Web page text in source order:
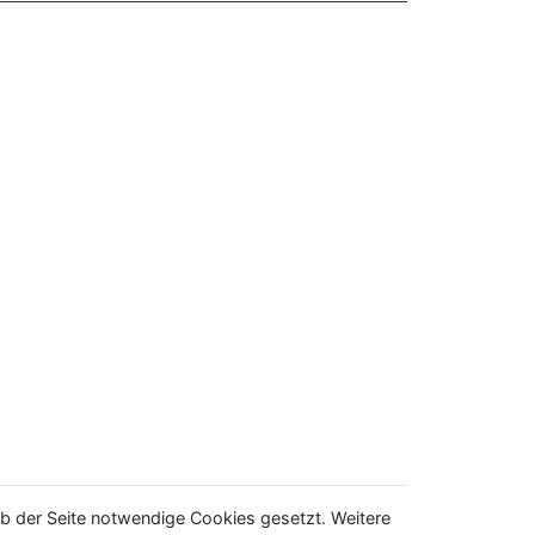
der Seite notwendige Cookies gesetzt. Weitere